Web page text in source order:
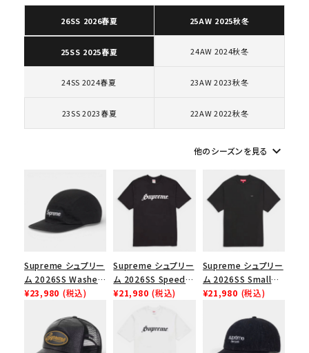
ショルダー・ウエストバッグ
ボックスロゴ ブラックスウェット
カテゴリーから探す
コラボレーションブランドから探す
シーズンから探す
価格から探す
在庫のない商品を表示する
絞り込んで検索する
26SS 2026春夏 25AW 2025秋冬
25SS 2025春夏 24AW 2024秋冬
24SS 2024春夏 23AW 2023秋冬
23SS 2023春夏 22AW 2022秋冬
他のシーズンを見る keyboard_arrow_down
Supreme シュプリー
ム 2026SS Washed
Chino Twill Camp
ノツイル キャンプキャ
ップ ブラック
¥23,980 (税込)
Supreme シュプリー
ム 2026SS Speed
Tee スピードTシャツ
¥21,980 (税込)
Supreme シュプリー
ム 2026SS Small
Box Tee スモールボ
¥21,980 (税込)